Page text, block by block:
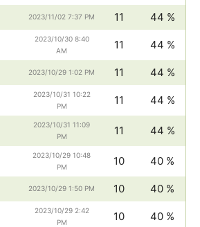
2023/11/02 7:37 PM 11 44 %
2023/10/30 8:40
AM
11 44 %
2023/10/29 1:02 PM 11 44 %
2023/10/31 10:22
PM
11 44 %
2023/10/31 11:09
PM
11 44 %
2023/10/29 10:48
PM
10 40 %
2023/10/29 1:50 PM 10 40 %
2023/10/29 2:42
PM
10 40 %